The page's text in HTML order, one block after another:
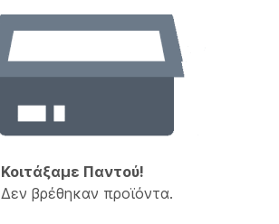
Κοιτάξαμε Παντού!
Δεν βρέθηκαν προϊόντα.